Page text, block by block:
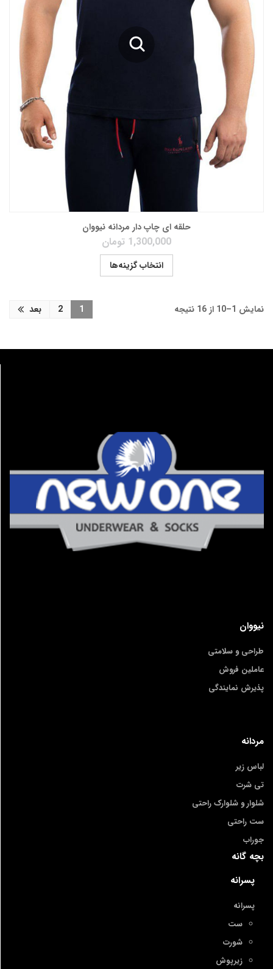
حلقه ای چاپ دار مردانه نیووان
1,300,000 تومان
انتخاب گزینه‌ها
نمایش 1–10 از 16 نتیجه 1
2 بعد
نیووان
طراحی و سلامتی
عاملین فروش
پذیرش نمایندگی
مردانه
لباس زیر
تی شرت
شلوار و شلوارک راحتی
ست راحتی
جوراب
بچه گانه
پسرانه
پسرانه
ست
شورت
زیرپوش